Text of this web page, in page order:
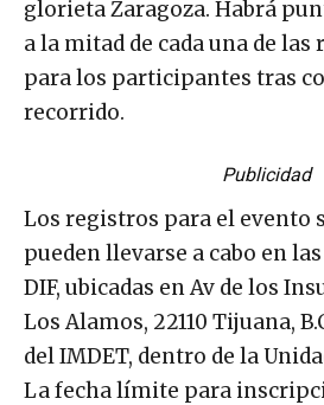
glorieta Zaragoza. Habrá
a la mitad de cada una de las
para los participantes tras
recorrido.
Publicidad
Los registros para el evento
pueden llevarse a cabo en
DIF, ubicadas en Av de los
Los Alamos, 22110 Tijuana,
del IMDET, dentro de la
La fecha límite para